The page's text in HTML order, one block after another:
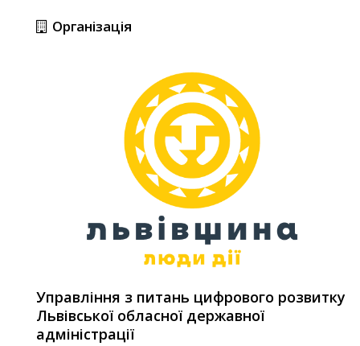
Організація
Управління з питань цифрового розвитку
Львівської обласної державної
адміністрації